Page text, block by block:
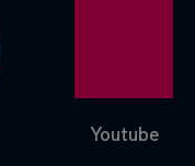
Youtube